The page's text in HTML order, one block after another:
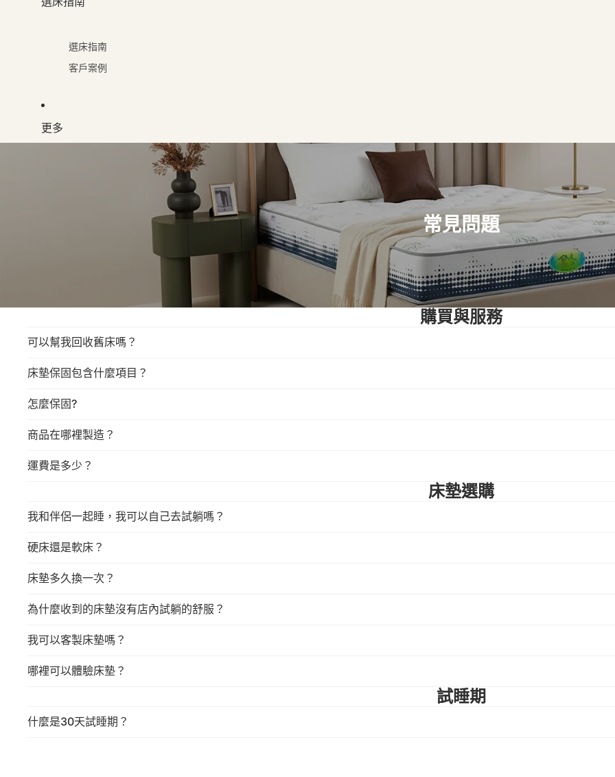
選床指南
客戶案例
更多
常見問題
購買與服務
可以幫我回收舊床嗎？
床墊保固包含什麼項目？
怎麼保固?
商品在哪裡製造？
運費是多少？
床墊選購
我和伴侶一起睡，我可以自己去試躺嗎？
硬床還是軟床？
床墊多久換一次？
為什麼收到的床墊沒有店內試躺的舒服？
我可以客製床墊嗎？
哪裡可以體驗床墊？
試睡期
什麼是30天試睡期？